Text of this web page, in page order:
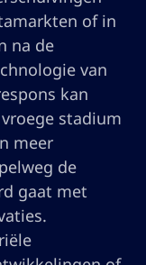
of in
na de
van
kan
stadium
meer
de
gaat met